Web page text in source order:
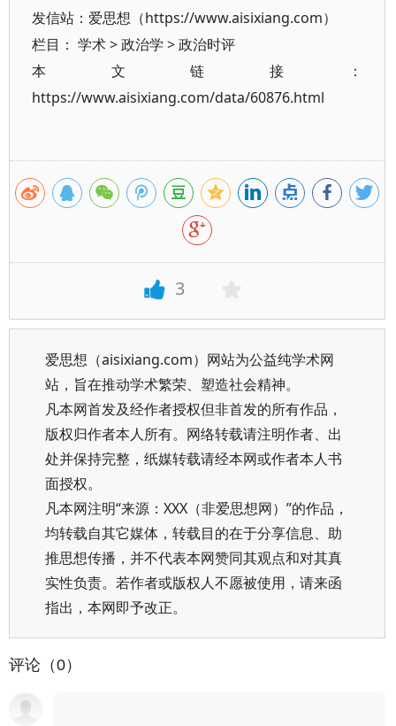
发信站：爱思想（https://www.aisixiang.com）
栏目： 学术>政治学 >政治时评
本文链接：
https://www.aisixiang.com/data/60876.html
3
爱思想（aisixiang.com）网站为公益纯学术网
站，旨在推动学术繁荣、塑造社会精神。
凡本网首发及经作者授权但非首发的所有作品，
版权归作者本人所有。网络转载请注明作者、出
处并保持完整，纸媒转载请经本网或作者本人书
面授权。
凡本网注明“来源：XXX（非爱思想网）”的作品，
均转载自其它媒体，转载目的在于分享信息、助
推思想传播，并不代表本网赞同其观点和对其真
实性负责。若作者或版权人不愿被使用，请来函
指出，本网即予改正。
评论（0）